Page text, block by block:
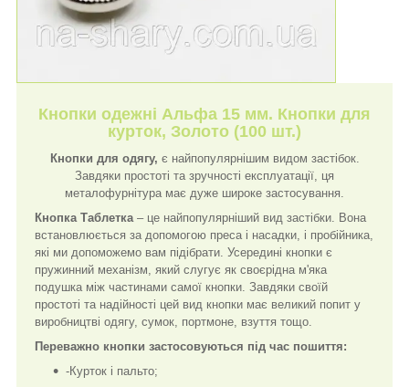
Кнопки одежні Альфа 15 мм. Кнопки для
курток, Золото (100 шт.)
Кнопки для одягу, є найпопулярнішим видом застібок.
Завдяки простоті та зручності експлуатації, ця
металофурнітура має дуже широке застосування.
Кнопка Таблетка – це найпопулярніший вид застібки. Вона
встановлюється за допомогою преса і насадки, і пробійника,
які ми допоможемо вам підібрати. Усередині кнопки є
пружинний механізм, який слугує як своєрідна м'яка
подушка між частинами самої кнопки. Завдяки своїй
простоті та надійності цей вид кнопки має великий попит у
виробництві одягу, сумок, портмоне, взуття тощо.
Переважно кнопки застосовуються під час пошиття:
-Курток і пальто;